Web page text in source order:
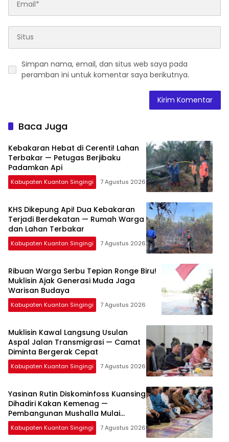
Simpan nama, email, dan situs web saya pada
peramban ini untuk komentar saya berikutnya.
Baca Juga
Kebakaran Hebat di Cerenti! Lahan
Terbakar — Petugas Berjibaku
Padamkan Api
Kabupaten Kuantan Singingi 7 Agustus 2026
KHS Dikepung Api! Dua Kebakaran
Terjadi Berdekatan — Rumah Warga
dan Lahan Terbakar
Kabupaten Kuantan Singingi 7 Agustus 2026
Ribuan Warga Serbu Tepian Ronge Biru!
Muklisin Ajak Generasi Muda Jaga
Warisan Budaya
Kabupaten Kuantan Singingi 7 Agustus 2026
Muklisin Kawal Langsung Usulan
Aspal Jalan Transmigrasi — Camat
Diminta Bergerak Cepat
Kabupaten Kuantan Singingi 7 Agustus 2026
Yasinan Rutin Diskominfoss Kuansing
Dihadiri Kakan Kemenag —
Pembangunan Mushalla Mulai
Dirancang
Kabupaten Kuantan Singingi 7 Agustus 2026